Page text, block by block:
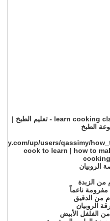
كيفية عمل صلصة الروبيان - learn cooking classes - تعليم الطبخ |
الطبخ
cook to learn | how to
الروبيان
من الزبدة
ناعماً
الروبيان
الفلفل الأبيض